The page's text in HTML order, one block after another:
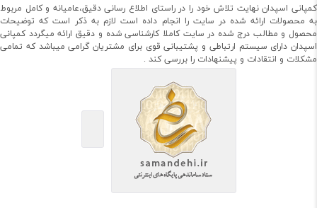
کمپانی اسپدان نهایت تلاش خود را در راستای اطلاع رسانی دقیق،عامیانه و کامل مربوط
به محصولات ارائه شده در سایت را انجام داده است لازم به ذکر است که توضیحات
محصول و مطالب درج شده در سایت کاملا کارشناسی شده و دقیق ارائه میگردد کمپانی
اسپدان دارای سیستم ارتباطی و پشتیبانی قوی برای مشتریان گرامی میباشد که تمامی
مشکلات و انتقادات و پیشنهادات را بررسی کند .